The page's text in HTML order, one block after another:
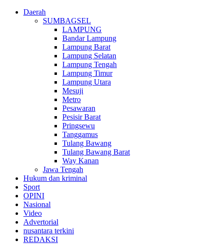
Daerah
SUMBAGSEL
LAMPUNG
Bandar Lampung
Lampung Barat
Lampung Selatan
Lampung Tengah
Lampung Timur
Lampung Utara
Mesuji
Metro
Pesawaran
Pesisir Barat
Pringsewu
Tanggamus
Tulang Bawang
Tulang Bawang Barat
Way Kanan
Jawa Tengah
Hukum dan kriminal
Sport
OPINI
Nasional
Video
Advertorial
nusantara terkini
REDAKSI